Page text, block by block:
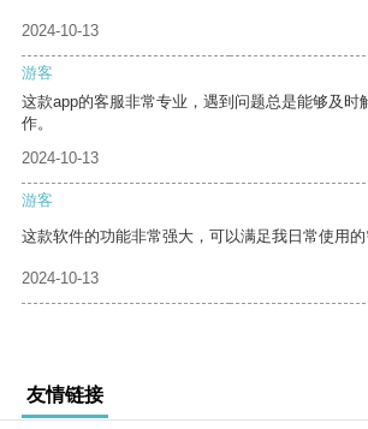
2024-10-13
游客
这款app的客服非常专业，遇到问题总是能够及时
作。
2024-10-13
游客
这款软件的功能非常强大，可以满足我日常使用的
2024-10-13
友情链接